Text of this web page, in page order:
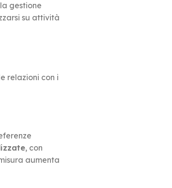
gestione
su attività
relazioni con i
, con
aumenta